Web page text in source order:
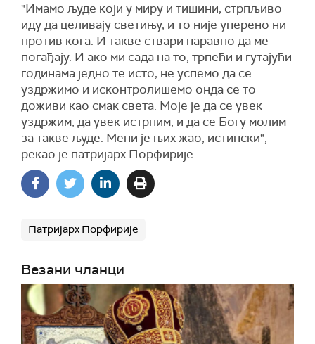
"Имамо људе који у миру и тишини, стрпљиво
иду да целивају светињу, и то није уперено ни
против кога. И такве ствари наравно да ме
погађају. И ако ми сада на то, трпећи и гутајући
годинама једно те исто, не успемо да се
уздржимо и исконтролишемо онда се то
доживи као смак света. Моје је да се увек
уздржим, да увек истрпим, и да се Богу молим
за такве људе. Мени је њих жао, истински",
рекао је патријарх Порфирије.
Патријарх Порфирије
Везани чланци